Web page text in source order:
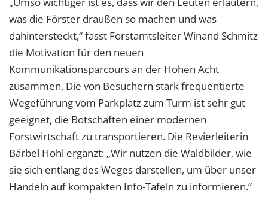
was die Förster draußen so machen und was
dahintersteckt,“ fasst Forstamtsleiter Winand Schmitz
die Motivation für den neuen
Kommunikationsparcours an der Hohen Acht
zusammen. Die von Besuchern stark frequentierte
Wegeführung vom Parkplatz zum Turm ist sehr gut
geeignet, die Botschaften einer modernen
Forstwirtschaft zu transportieren. Die Revierleiterin
Bärbel Hohl ergänzt: „Wir nutzen die Waldbilder, wie
sie sich entlang des Weges darstellen, um über unser
Handeln auf kompakten Info-Tafeln zu informieren.“
Vimeo